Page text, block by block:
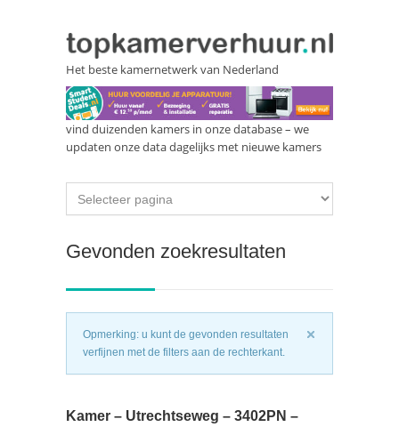
Het beste kamernetwerk van Nederland
vind duizenden kamers in onze database – we
updaten onze data dagelijks met nieuwe kamers
Gevonden zoekresultaten
Opmerking: u kunt de gevonden resultaten
verfijnen met de filters aan de rechterkant.
Kamer – Utrechtseweg – 3402PN –